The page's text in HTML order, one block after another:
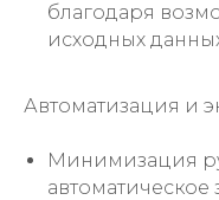
благодаря
исходных
Автоматизация и
Минимизация